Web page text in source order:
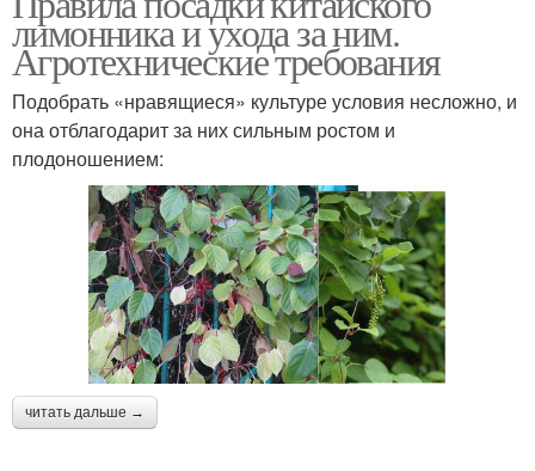
лимонника и ухода за ним.
Агротехнические требования
Подобрать «нравящиеся» культуре условия несложно, и
она отблагодарит за них сильным ростом и
плодоношением:
читать дальше →